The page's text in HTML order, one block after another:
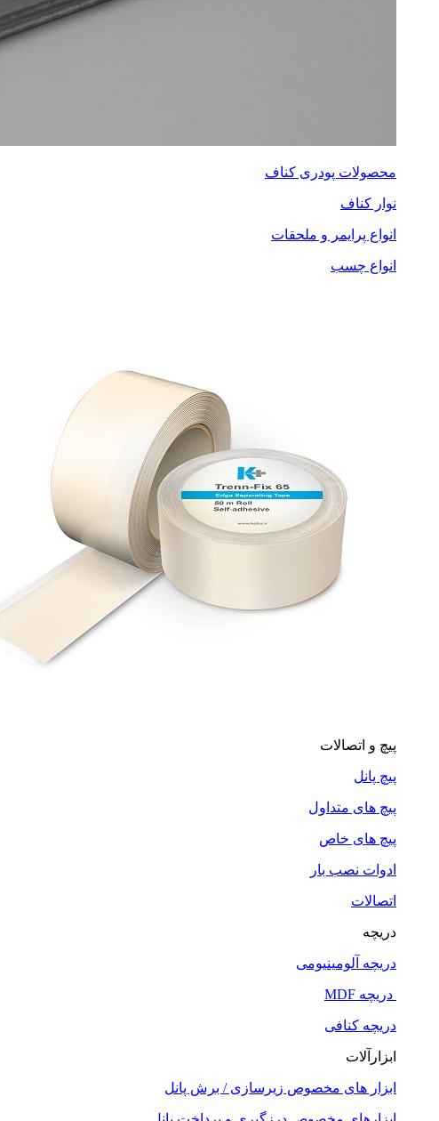
محصولات پودری کناف
نوار کناف
انواع پرایمر و ملحقات
انواع چسب
پیچ و اتصالات
پیچ پانل
پیچ های متداول
پیچ های خاص
ادوات نصب بار
اتصالات
دریچه
دریچه آلومینیومی
دریچه MDF
دریچه کنافی
ابزارآلات
ابزار های مخصوص زیرسازی / برش پانل